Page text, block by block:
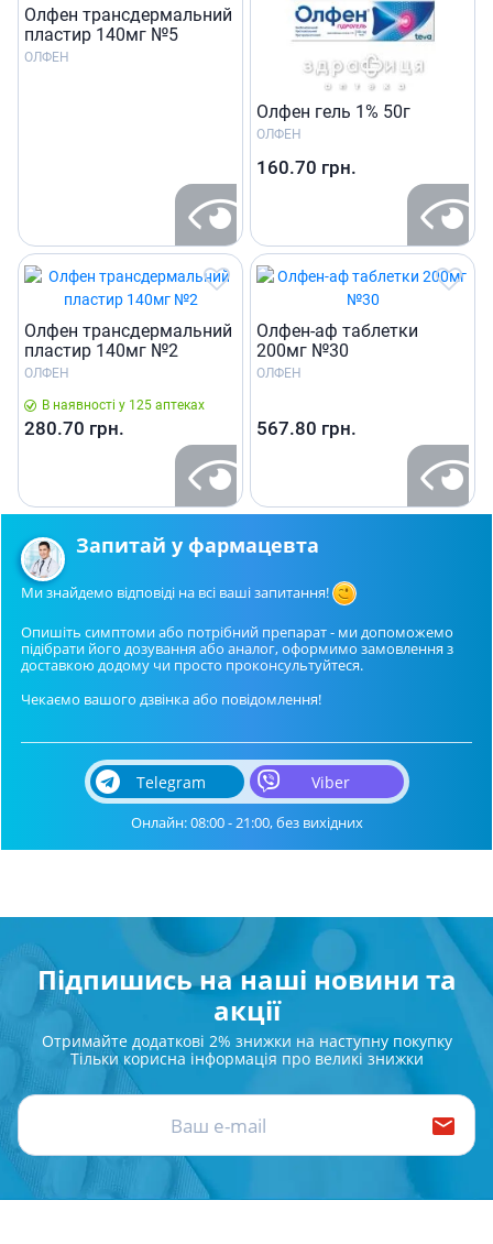
Олфен трансдермальний
пластир 140мг №5
ОЛФЕН
Олфен гель 1% 50г
ОЛФЕН
160.70 грн.
Олфен трансдермальний
пластир 140мг №2
ОЛФЕН
В наявності у 125 аптеках
280.70 грн.
Олфен-аф таблетки
200мг №30
ОЛФЕН
567.80 грн.
Запитай у фармацевта
Ми знайдемо відповіді на всі ваші запитання!
Опишіть симптоми або потрібний препарат - ми допоможемо
підібрати його дозування або аналог, оформимо замовлення з
доставкою додому чи просто проконсультуйтеся.
Чекаємо вашого дзвінка або повідомлення!
Telegram Viber
Онлайн: 08:00 - 21:00, без вихідних
Підпишись на наші новини та
акції
Отримайте додаткові 2% знижки на наступну покупку
Тільки корисна інформація про великі знижки